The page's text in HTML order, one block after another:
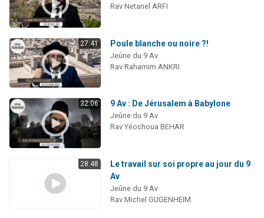
Rav Netanel ARFI
27:41 Poule blanche ou noire ?!
Jeûne du 9 Av
Rav Rahamim ANKRI
32:06 9 Av : De Jérusalem à Babylone
Jeûne du 9 Av
Rav Yéochoua BEHAR
28:48
Le travail sur soi propre au jour du 9
Av
Jeûne du 9 Av
Rav Michel GUGENHEIM